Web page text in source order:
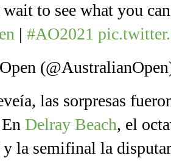
wait to see what you
| #AO2021
las sorpresas
Delray Beach, el
y la semifinal la